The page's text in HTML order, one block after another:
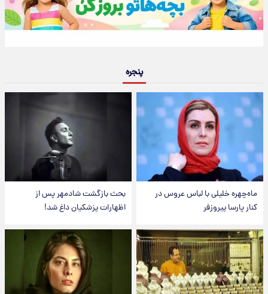
پنجره
ماه‌چهره خلیلی با لباس عروس در
کنار پارسا پیروزفر
بحث بازگشت شادمهر پس از
اظهارات پزشکیان داغ شد!